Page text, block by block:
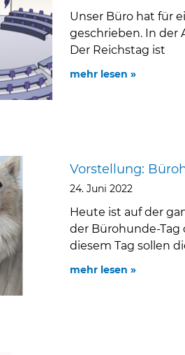
Unser Büro hat für
geschrieben. In der
Der Reichstag ist
mehr lesen »
Vorstellung:
24. Juni 2022
Heute ist auf der
der Bürohunde-
diesem Tag sollen
mehr lesen »